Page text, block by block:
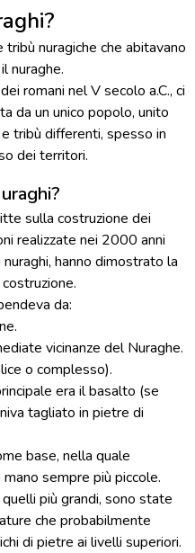
nuragiche che abitavano
nuraghe.
romani nel V secolo a.C., ci
da un unico popolo, unito
tribù differenti, spesso in
dei territori.
sulla costruzione dei
realizzate nei 2000 anni
hanno dimostrato la
da:
vicinanze del Nuraghe.
o complesso).
era il basalto (se
tagliato in pietre di
base, nella quale
sempre più piccole.
più grandi, sono state
che probabilmente
di pietre ai livelli superiori.